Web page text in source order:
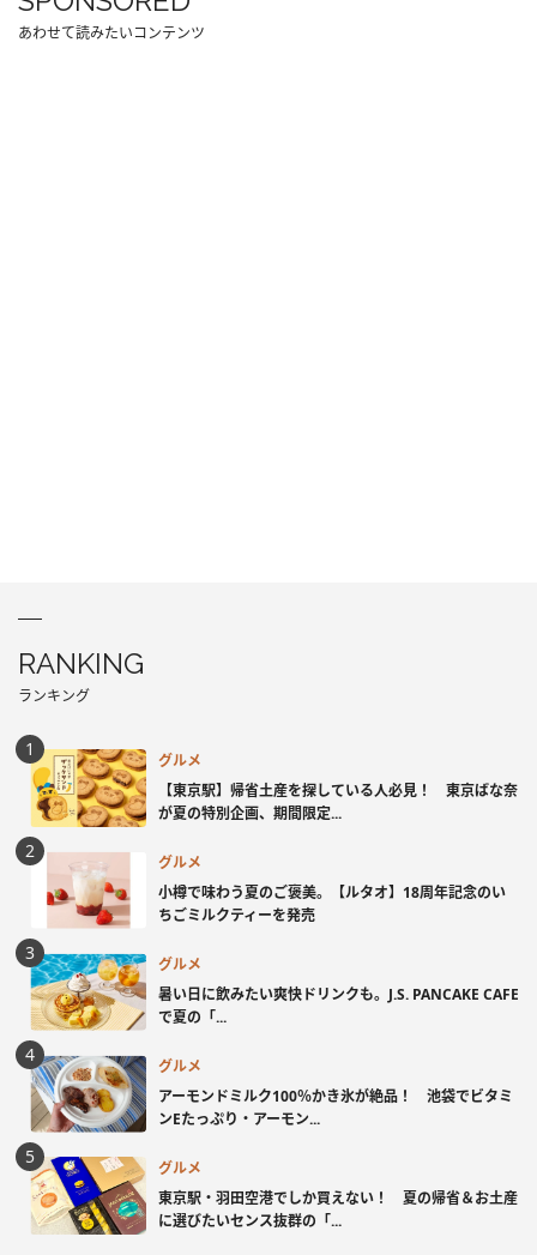
あわせて読みたいコンテンツ
RANKING
ランキング
グルメ
【東京駅】帰省土産を探している人必見！ 東京ばな奈
が夏の特別企画、期間限定...
グルメ
小樽で味わう夏のご褒美。【ルタオ】18周年記念のい
ちごミルクティーを発売
グルメ
暑い日に飲みたい爽快ドリンクも。J.S. PANCAKE CAFE
で夏の「...
グルメ
アーモンドミルク100％かき氷が絶品！ 池袋でビタミ
ンEたっぷり・アーモン...
グルメ
東京駅・羽田空港でしか買えない！ 夏の帰省＆お土産
に選びたいセンス抜群の「...